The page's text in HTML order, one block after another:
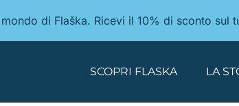
di Flaška. Ricevi il 10% di sconto sul
SCOPRI FLASKA LA